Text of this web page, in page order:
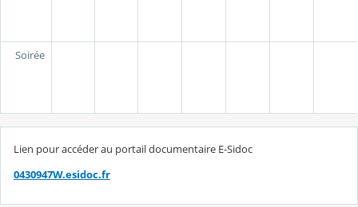
Soirée
Lien pour accéder au portail documentaire E-Sidoc
0430947W.esidoc.fr